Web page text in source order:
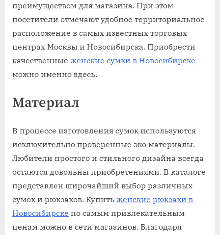
преимуществом для магазина. При этом
посетители отмечают удобное территориальное
расположение в самых известных торговых
центрах Москвы и Новосибирска. Приобрести
качественные женские сумки в Новосибирске
можно именно здесь.
Материал
В процессе изготовления сумок используются
исключительно проверенные эко материалы.
Любители простого и стильного дизайна всегда
остаются довольны приобретениями. В каталоге
представлен широчайший выбор различных
сумок и рюкзаков. Купить женские рюкзаки в
Новосибирске по самым привлекательным
ценам можно в сети магазинов. Благодаря